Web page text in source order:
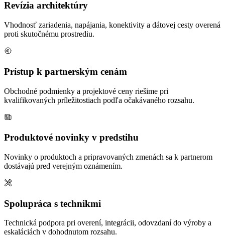
Revízia architektúry
Vhodnosť zariadenia, napájania, konektivity a dátovej cesty overená
proti skutočnému prostrediu.
Prístup k partnerským cenám
Obchodné podmienky a projektové ceny riešime pri
kvalifikovaných príležitostiach podľa očakávaného rozsahu.
Produktové novinky v predstihu
Novinky o produktoch a pripravovaných zmenách sa k partnerom
dostávajú pred verejným oznámením.
Spolupráca s technikmi
Technická podpora pri overení, integrácii, odovzdaní do výroby a
eskaláciách v dohodnutom rozsahu.